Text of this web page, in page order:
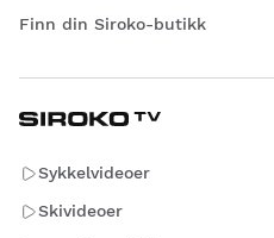
Finn din Siroko-butikk
Sykkelvideoer
Skivideoer